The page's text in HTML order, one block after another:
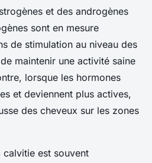
et des androgènes
sont en mesure
de stimulation au niveau des
maintenir une activité saine
lorsque les hormones
et deviennent plus actives,
des cheveux sur les zones
calvitie est souvent